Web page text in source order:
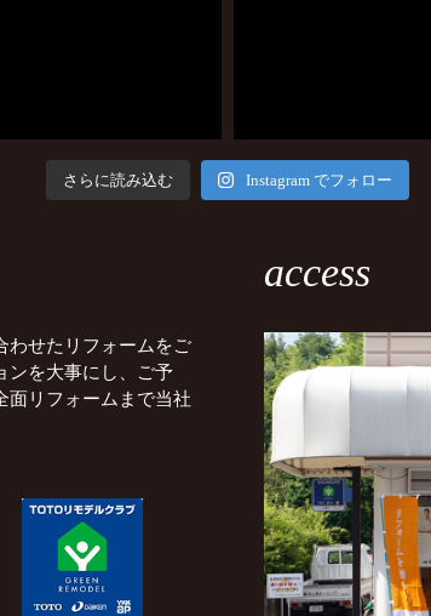
さらに読み込む Instagram でフォロー
わせたリフォームをご
ンを大事にし、ご予
面リフォームまで当社
access